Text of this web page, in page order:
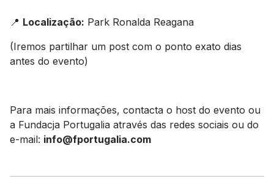
📍 Localização: Park Ronalda Reagana
(Iremos partilhar um post com o ponto exato dias
antes do evento)
Para mais informações, contacta o host do evento ou
a Fundacja Portugalia através das redes sociais ou do
e-mail: info@fportugalia.com